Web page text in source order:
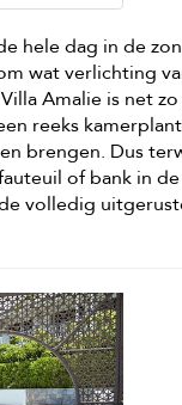
hele dag in de
wat verlichting
Amalie is net
reeks
brengen. Dus
of bank in
volledig